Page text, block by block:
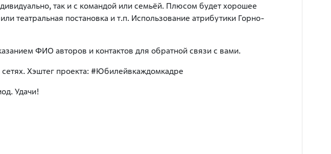
так и с командой или семьёй. Плюсом будет хорошее
театральная постановка и т.п. Использование атрибутики Горно-
ФИО авторов и контактов для обратной связи с вами.
Хэштег проекта: #Юбилейвкаждомкадре
Удачи!